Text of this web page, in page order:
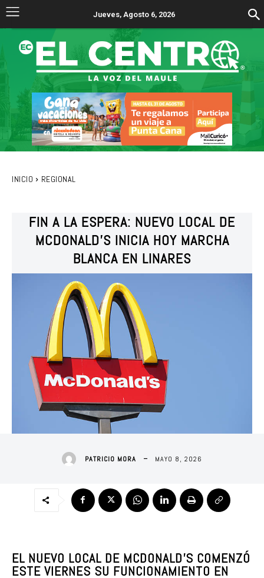
Jueves, Agosto 6, 2026
INICIO REGIONAL
FIN A LA ESPERA: NUEVO LOCAL DE
MCDONALD’S INICIA HOY MARCHA
BLANCA EN LINARES
PATRICIO MORA MAYO 8, 2026
EL NUEVO LOCAL DE MCDONALD’S COMENZÓ
ESTE VIERNES SU FUNCIONAMIENTO EN